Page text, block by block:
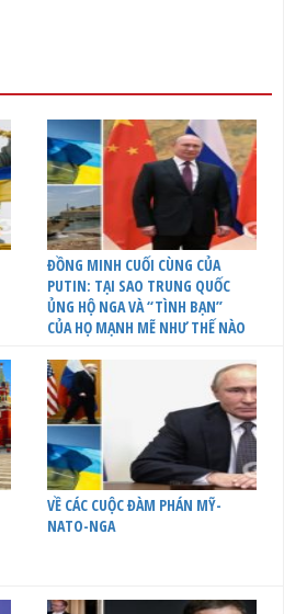
ĐỒNG MINH CUỐI CÙNG CỦA
PUTIN: TẠI SAO TRUNG QUỐC
ỦNG HỘ NGA VÀ “TÌNH BẠN”
CỦA HỌ MẠNH MẼ NHƯ THẾ NÀO
VỀ CÁC CUỘC ĐÀM PHÁN MỸ-
NATO-NGA